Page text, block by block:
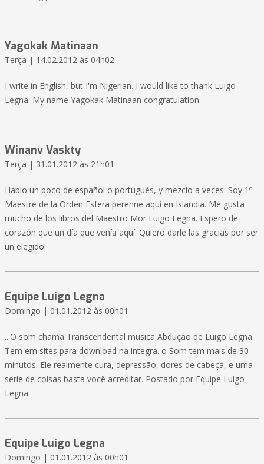
Yagokak Matinaan
Terça | 14.02.2012 às 04h02
I write in English, but I'm Nigerian. I would like to thank Luigo
Legna. My name Yagokak Matinaan congratulation.
Winanv Vaskty
Terça | 31.01.2012 às 21h01
Hablo un poco de español o portugués, y mezclo a veces. Soy 1º
Maestre de la Orden Esfera perenne aquí en Islandia. Me gusta
mucho de los libros del Maestro Mor Luigo Legna. Espero de
corazón que un día que venía aquí. Quiero darle las gracias por ser
un elegido!
Equipe Luigo Legna
Domingo | 01.01.2012 às 00h01
...O som chama Transcendental musica Abdução de Luigo Legna.
Tem em sites para download na integra. o Som tem mais de 30
minutos. Ele realmente cura, depressão, dores de cabeça, e uma
serie de coisas basta você acreditar. Postado por Equipe Luigo
Legna.
Equipe Luigo Legna
Domingo | 01.01.2012 às 00h01